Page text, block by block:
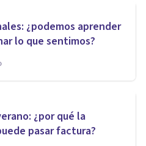
¿podemos aprender
lo que sentimos?
¿por qué la
pasar factura?